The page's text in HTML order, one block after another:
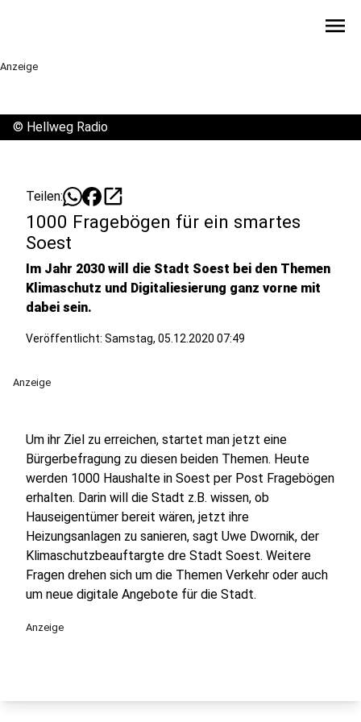
menu
Anzeige
© Hellweg Radio
Teilen: open_in_new
1000 Fragebögen für ein smartes
Soest
Im Jahr 2030 will die Stadt Soest bei den Themen
Klimaschutz und Digitaliesierung ganz vorne mit
dabei sein.
Veröffentlicht: Samstag, 05.12.2020 07:49
Anzeige
Um ihr Ziel zu erreichen, startet man jetzt eine
Bürgerbefragung zu diesen beiden Themen. Heute
werden 1000 Haushalte in Soest per Post Fragebögen
erhalten. Darin will die Stadt z.B. wissen, ob
Hauseigentümer bereit wären, jetzt ihre
Heizungsanlagen zu sanieren, sagt Uwe Dwornik, der
Klimaschutzbeauftargte dre Stadt Soest. Weitere
Fragen drehen sich um die Themen Verkehr oder auch
um neue digitale Angebote für die Stadt.
Anzeige